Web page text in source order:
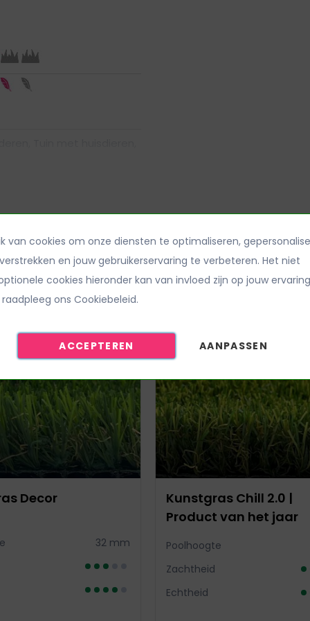
van cookies om onze diensten te optimaliseren,
en jouw gebruikerservaring te verbeteren. Het niet
cookies hieronder kan van invloed zijn op jouw
ons Cookiebeleid.
ACCEPTEREN AANPASSEN
Camping, Siergras,
Sport en spel, Terras,
4 mtr breed
Decor
32 mm
PRODUCT VAN HET JAAR
Kunstgras Chill 2.0 |
Product van het jaar
Poolhoogte
Zachtheid
Echtheid